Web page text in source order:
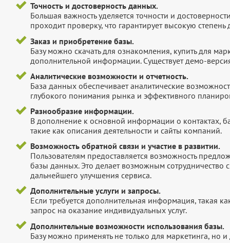
Точность и достоверность данных.
Большая важность уделяется точности и
проходит проверку, что гарантирует высокую
Заказ и приобретение базы.
Базу можно скачать для ознакомления, купить для
дополнительной информации. Существует демо-
Аналитические возможности и отчетность.
База данных обеспечивает аналитические
глубокого понимания рынка и эффективного
Разнообразие информации.
В дополнение к основной информации о контактах,
такие как описания деятельности и сайты компаний.
Возможность обратной связи и участие в развитии.
Пользователям предоставляется возможность
базы данных. Это делает возможным сотрудничество
дальнейшего улучшения сервиса.
Дополнительные услуги и запросы.
Если требуется дополнительная информация, такая
запрос на оказание индивидуальных услуг.
Дополнительные возможности использования базы.
Базу можно применять не только для маркетинга, но